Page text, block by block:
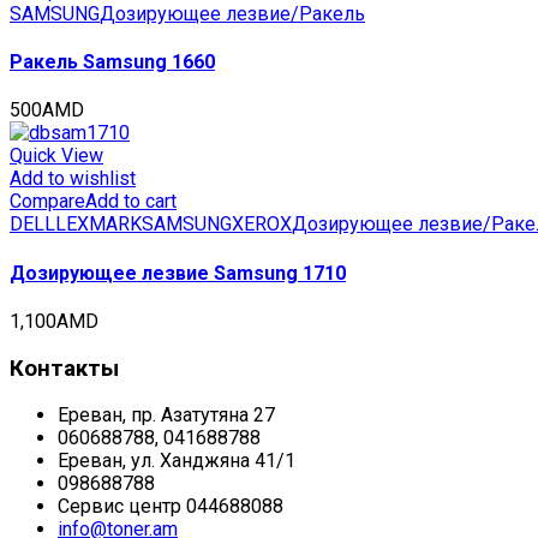
SAMSUNGДозирующее лезвие/Ракель
Ракель Samsung 1660
500AMD
Quick View
Add to wishlist
CompareAdd to cart
DELLLEXMARKSAMSUNGXEROXДозирующее лезвие/
Дозирующее лезвие Samsung 1710
1,100AMD
Контакты
Ереван, пр. Азатутяна 27
060688788, 041688788
Ереван, ул. Ханджяна 41/1
098688788
Сервис центр 044688088
info@toner.am